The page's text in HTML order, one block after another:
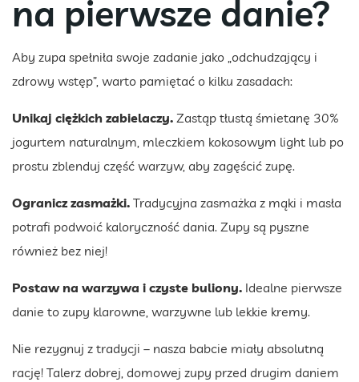
na pierwsze danie?
Aby zupa spełniła swoje zadanie jako „odchudzający i
zdrowy wstęp”, warto pamiętać o kilku zasadach:
Unikaj ciężkich zabielaczy. Zastąp tłustą śmietanę 30%
jogurtem naturalnym, mleczkiem kokosowym light lub po
prostu zblenduj część warzyw, aby zagęścić zupę.
Ogranicz zasmażki. Tradycyjna zasmażka z mąki i masła
potrafi podwoić kaloryczność dania. Zupy są pyszne
również bez niej!
Postaw na warzywa i czyste buliony. Idealne pierwsze
danie to zupy klarowne, warzywne lub lekkie kremy.
Nie rezygnuj z tradycji – nasza babcie miały absolutną
rację! Talerz dobrej, domowej zupy przed drugim daniem